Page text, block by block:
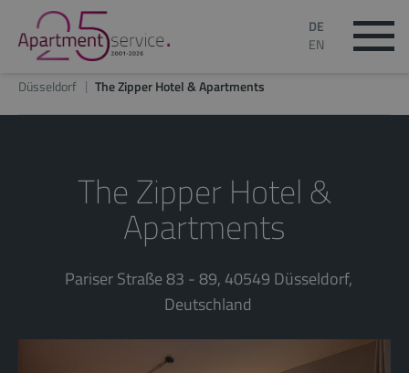
DE
EN
Düsseldorf The Zipper Hotel & Apartments
The Zipper Hotel &
Apartments
Pariser Straße 83 - 89, 40549 Düsseldorf,
Deutschland